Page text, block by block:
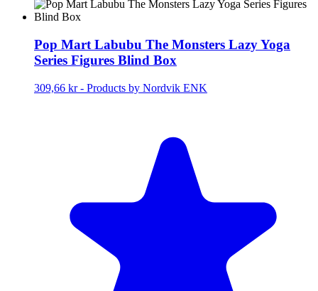
Pop Mart Labubu The Monsters Lazy Yoga
Series Figures Blind Box
309,66 kr- Products by Nordvik ENK